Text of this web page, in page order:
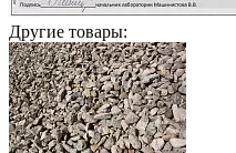
Другие товары: